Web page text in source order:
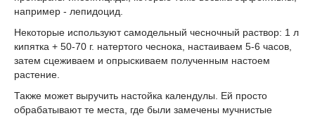
например - лепидоцид.
Некоторые используют самодельный чесночный раствор: 1 л
кипятка + 50-70 г. натертого чеснока, настаиваем 5-6 часов,
затем сцеживаем и опрыскиваем полученным настоем
растение.
Также может выручить настойка календулы. Ей просто
обрабатывают те места, где были замечены мучнистые